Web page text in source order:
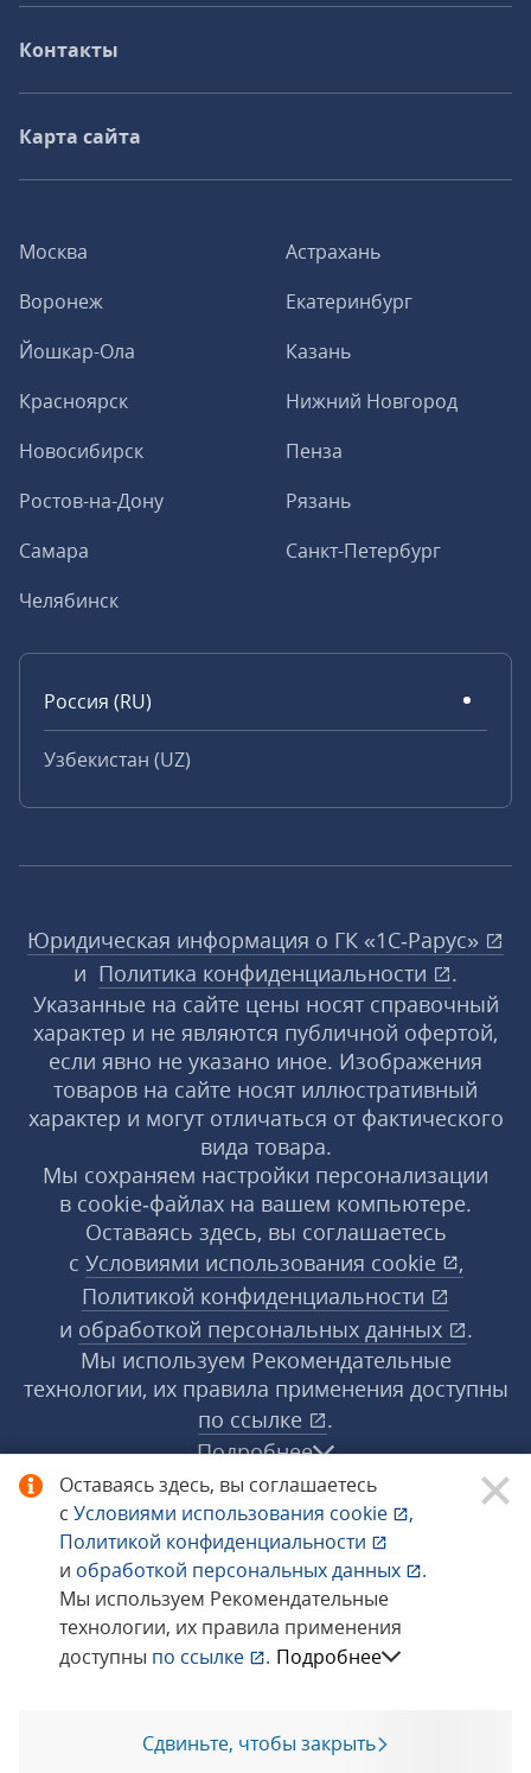
Оставаясь здесь, вы соглашаетесь
с Условиями использования cookie
,
Политикой конфиденциальности
и обработкой персональных данных
.
Мы используем Рекомендательные
технологии, их правила применения
доступны по ссылке . Подробнее
Сдвиньте, чтобы закрыть
Москва
Астрахань
Воронеж
Екатеринбург
Йошкар-Ола
Казань
Красноярск
Нижний Новгород
Новосибирск
Пенза
Ростов-на-Дону
Рязань
Самара
Санкт-Петербург
Челябинск
Россия (RU)
Узбекистан (UZ)
Контакты
Карта сайта
Юридическая информация о ГК «1С‑Рарус»
и Политика конфиденциальности
.
Указанные на сайте цены носят справочный
характер и не являются публичной офертой,
если явно не указано иное. Изображения
товаров на сайте носят иллюстративный
характер и могут отличаться от фактического
вида товара.
Мы сохраняем настройки персонализации
в cookie‑файлах на вашем компьютере.
Оставаясь здесь, вы соглашаетесь
с Условиями использования cookie
,
Политикой конфиденциальности
и обработкой персональных данных
.
Мы используем Рекомендательные
технологии, их правила применения доступны
по ссылке
.
Подробнее
© 1998−2026 «1С‑Рарус» ®. Все права
защищены.
Сообщить об ошибке
Позвоните мне